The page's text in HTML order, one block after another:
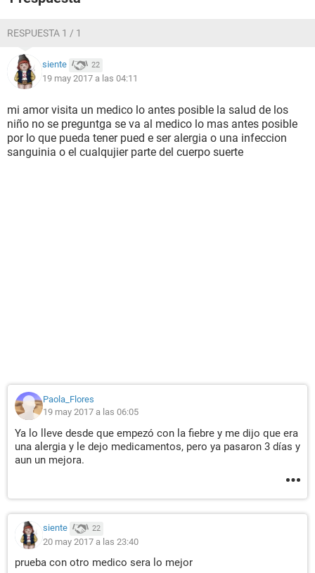
RESPUESTA 1 / 1
siente 22
19 may 2017 a las 04:11
mi amor visita un medico lo antes posible la salud de los
niño no se preguntga se va al medico lo mas antes posible
por lo que pueda tener pued e ser alergia o una infeccion
sanguinia o el cualqujier parte del cuerpo suerte
Paola_Flores
19 may 2017 a las 06:05
Ya lo lleve desde que empezó con la fiebre y me dijo que era
una alergia y le dejo medicamentos, pero ya pasaron 3 días y
aun un mejora.
siente 22
20 may 2017 a las 23:40
prueba con otro medico sera lo mejor